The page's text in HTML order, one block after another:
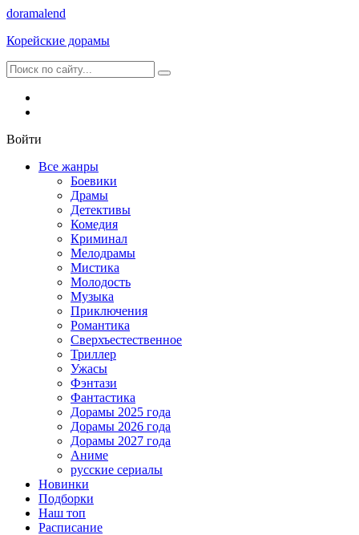
doramalend
Корейские дорамы
Войти
Все жанры
Боевики
Драмы
Детективы
Комедия
Криминал
Мелодрамы
Мистика
Молодость
Музыка
Приключения
Романтика
Сверхъестественное
Триллер
Ужасы
Фэнтази
Фантастика
Дорамы 2025 года
Дорамы 2026 года
Дорамы 2027 года
Аниме
русские сериалы
Новинки
Подборки
Наш топ
Расписание